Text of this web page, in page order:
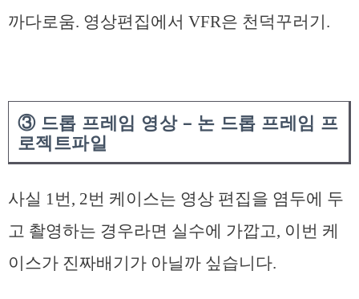
까다로움. 영상편집에서 VFR은 천덕꾸러기.
③ 드롭 프레임 영상 – 논 드롭 프레임 프
로젝트파일
사실 1번, 2번 케이스는 영상 편집을 염두에 두
고 촬영하는 경우라면 실수에 가깝고, 이번 케
이스가 진짜배기가 아닐까 싶습니다.